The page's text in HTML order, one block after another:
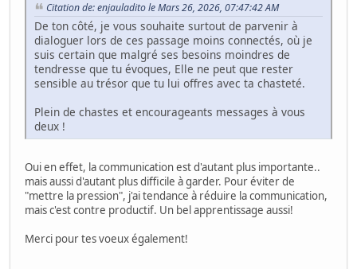
Citation de: enjauladito le Mars 26, 2026, 07:47:42 AM
De ton côté, je vous souhaite surtout de parvenir à
dialoguer lors de ces passage moins connectés, où je
suis certain que malgré ses besoins moindres de
tendresse que tu évoques, Elle ne peut que rester
sensible au trésor que tu lui offres avec ta chasteté.
Plein de chastes et encourageants messages à vous
deux !
Oui en effet, la communication est d'autant plus importante..
mais aussi d'autant plus difficile à garder. Pour éviter de
"mettre la pression", j'ai tendance à réduire la communication,
mais c'est contre productif. Un bel apprentissage aussi!
Merci pour tes voeux également!